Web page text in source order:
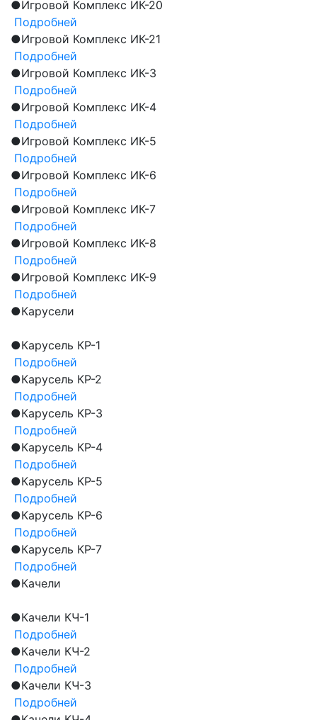
●Игровой Комплекс ИК-20
Подробней
●Игровой Комплекс ИК-21
Подробней
●Игровой Комплекс ИК-3
Подробней
●Игровой Комплекс ИК-4
Подробней
●Игровой Комплекс ИК-5
Подробней
●Игровой Комплекс ИК-6
Подробней
●Игровой Комплекс ИК-7
Подробней
●Игровой Комплекс ИК-8
Подробней
●Игровой Комплекс ИК-9
Подробней
●Карусели
●Карусель КР-1
Подробней
●Карусель КР-2
Подробней
●Карусель КР-3
Подробней
●Карусель КР-4
Подробней
●Карусель КР-5
Подробней
●Карусель КР-6
Подробней
●Карусель КР-7
Подробней
●Качели
●Качели КЧ-1
Подробней
●Качели КЧ-2
Подробней
●Качели КЧ-3
Подробней